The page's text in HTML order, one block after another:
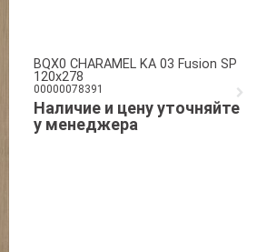
BQX0 CHARAMEL KA 03 Fusion SP
120x278
00000078391
Наличие и цену уточняйте
у менеджера